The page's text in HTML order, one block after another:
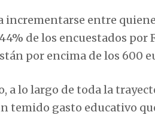
incrementarse entre
de los encuestados
por encima de los 600
a lo largo de toda la
temido gasto educativo